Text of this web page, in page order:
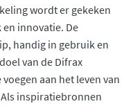
wordt er gekeken
innovatie. De
handig in gebruik en
van de Difrax
aan het leven van
inspiratiebronnen